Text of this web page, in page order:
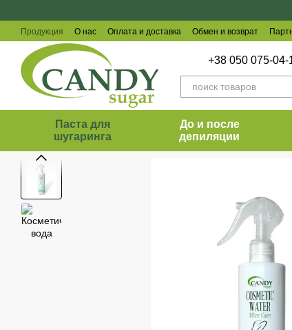
Продукция О нас Оплата и доставка Обмен и возврат
Отзывы о магазине
+38 050 075-04-
Паста для
шугаринга
До и после
депиляции